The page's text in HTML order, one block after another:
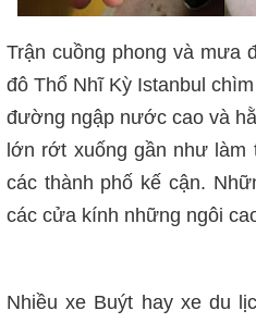
Trận cuồng phong và mưa
đô Thổ Nhĩ Kỳ Istanbul
đường ngập nước cao và
lớn rớt xuống gần như làm
các thành phố kế cận.
các cửa kính những ngôi
Nhiều xe Buýt hay xe du